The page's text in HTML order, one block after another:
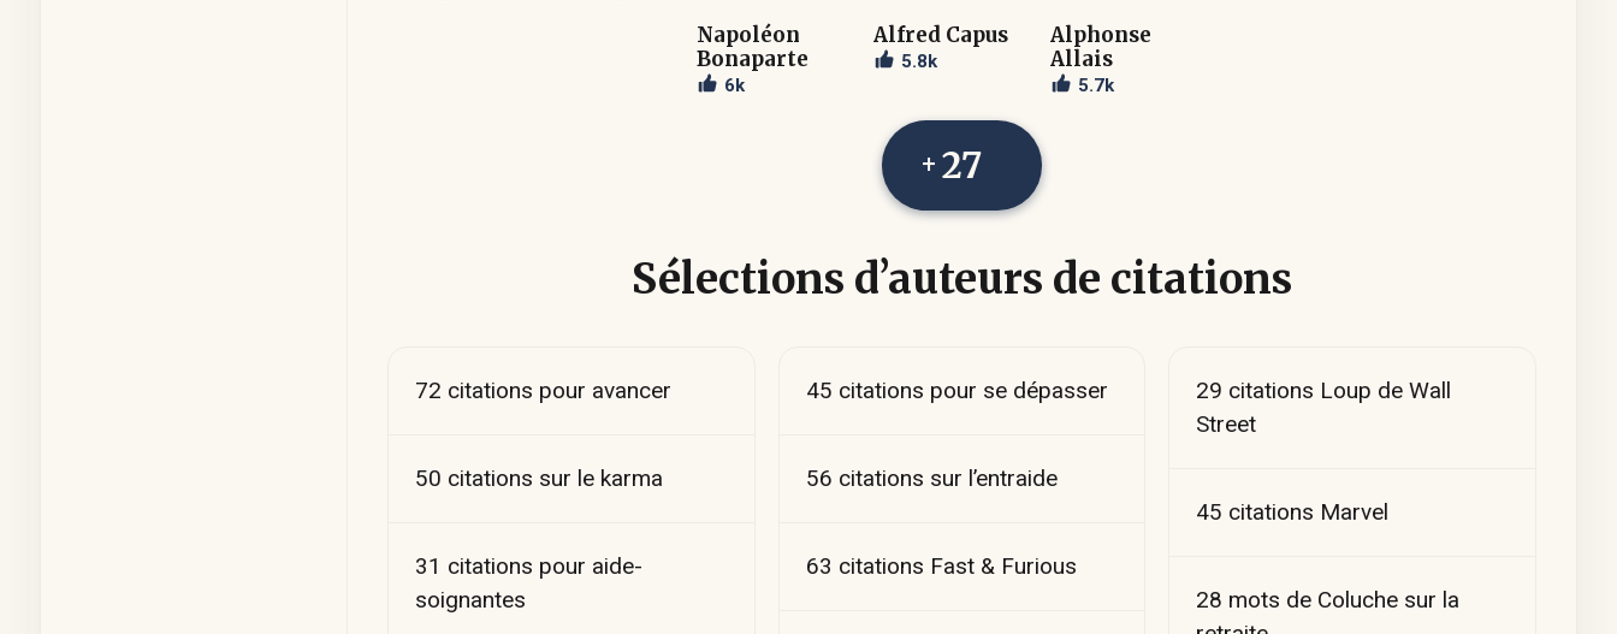
Napoléon
Bonaparte
6k
Alfred Capus
5.8k
Alphonse
Allais
5.7k
27
Sélections d’auteurs de citations
72 citations pour avancer
50 citations sur le karma
31 citations pour aide-
soignantes
45 citations pour se dépasser
56 citations sur l’entraide
63 citations Fast & Furious
29 citations Loup de Wall
Street
45 citations Marvel
28 mots de Coluche sur la